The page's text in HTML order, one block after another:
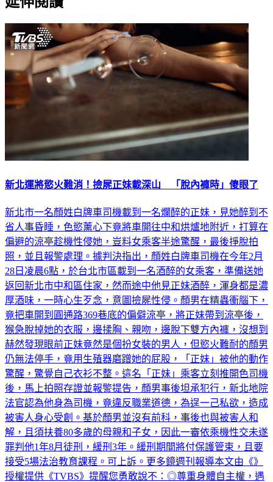
新北市一名顏姓白牌車司機載到一名爛醉的正妹，見她醉到不
省人事昏睡，色慾薰心下竟將車開往中和烘爐地附近，打算在
偏避的涼亭趁機性侵她，豈料女乘客半途驚醒，最後掙脫拍
照，並且報警處理。據判決指出，顏姓白牌車司機在今年2月
28日凌晨6點，於台北市區載到一名酒醉的女乘客，準備送她
返回新北市中和區住家，然而途中他見正妹酒醉，渾身都是濃
厚酒味，一時心生歹念，意圖撿屍性侵。顏男在精蟲衝腦下，
竟把車開到圓通路369巷底的偏僻涼亭，將正妹帶到涼亭後，
猴急脫掉她的衣服，邊揉胸、親吻，邊脫下雙方內褲，沒想到
赫然發現眼前正妹竟然是個扮女裝的男人，但慾火難耐的顏男
仍無法停手，竟用生殖器磨蹭她的屁股，「正妹」被他的動作
驚醒，驚覺自己衣衫不整。這名「正妹」乘客立刻推開色司機
後，馬上拍照存證並報警提告，顏男事後坦承犯行，新北地院
法官認為他身為司機，竟違反職業道德，為逞一己私欲，造成
被害人身心受創。基於顏男並沒有前科，事後也與被害人和
解，且須扶養80多歲的母親和子女，因此一審依乘機性交未遂
罪判他1年8月徒刑，緩刑3年。緩刑期間將付保護管束，且要
接受5場法治教育課程。可上訴。更多鏡週刊報導本文由《》